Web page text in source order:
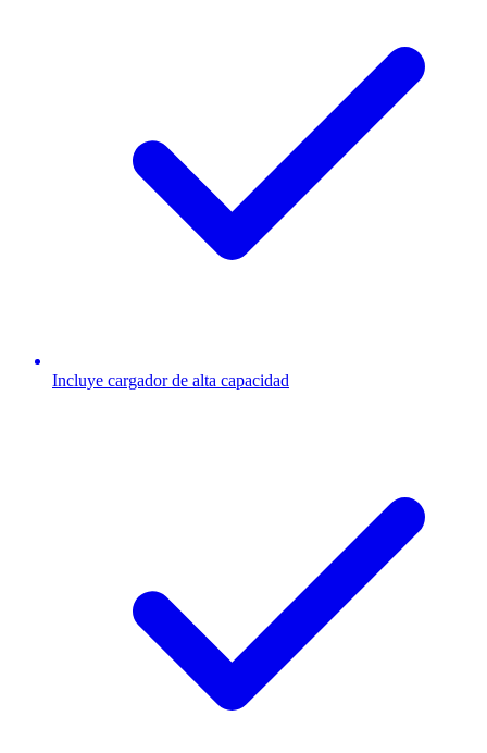
Incluye cargador de alta capacidad